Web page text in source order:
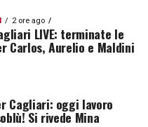
2 ore ago
LIVE: terminate le
Carlos, Aurelio e Maldini
Cagliari: oggi lavoro
Si rivede Mina